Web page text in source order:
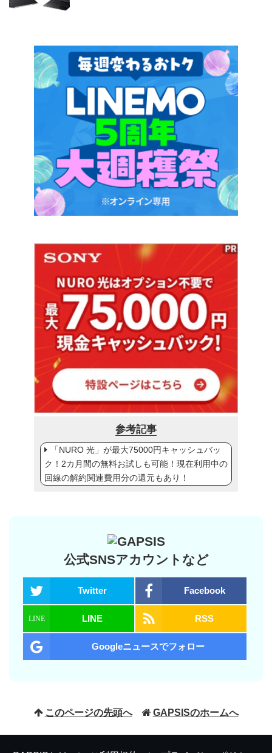
参考記事
「NURO 光」が最大75000円キャッシュバッ
ク！2カ月間の無料お試しも可能！現在利用中の
回線の解約関連費用分の還元もあり！
公式SNSアカウントなど
Twitter Facebook
LINE RSS
Googleニュースでフォロー
このページの先頭へ GAPSISのホームへ